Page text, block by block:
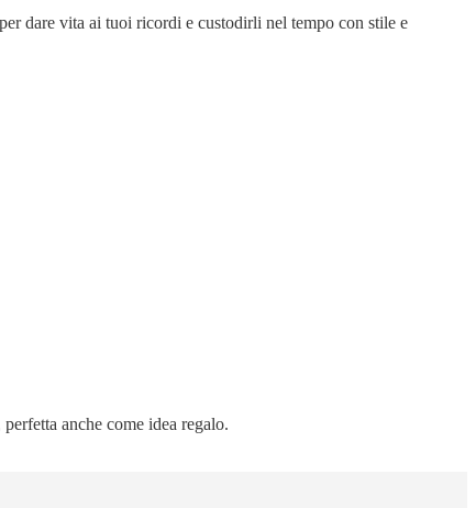
dare vita ai tuoi ricordi e custodirli nel tempo con stile e
anche come idea regalo.